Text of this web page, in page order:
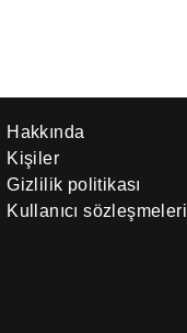
Hakkında
Kişiler
Gizlilik politikası
Kullanıcı sözleşmeleri